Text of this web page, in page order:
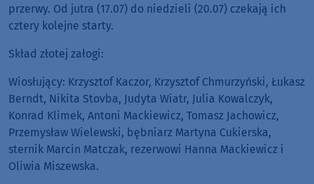
przerwy. Od jutra (17.07) do niedzieli (20.07) czekają ich
cztery kolejne starty.
Skład złotej załogi:
Wiosłujący: Krzysztof Kaczor, Krzysztof Chmurzyński, Łukasz
Berndt, Nikita Stovba, Judyta Wiatr, Julia Kowalczyk,
Konrad Klimek, Antoni Mackiewicz, Tomasz Jachowicz,
Przemysław Wielewski, bębniarz Martyna Cukierska,
sternik Marcin Matczak, rezerwowi Hanna Mackiewicz i
Oliwia Miszewska.